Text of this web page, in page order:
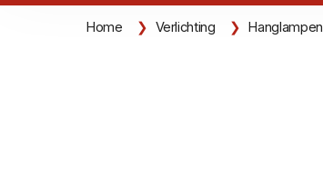
Home Verlichting Hanglampen